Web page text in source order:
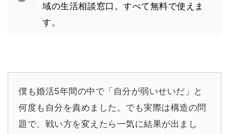
域の生活相談窓口。すべて無料で使えま
す。
僕も婚活5年間の中で「自分が弱いせいだ」と
何度も自分を責めました。でも実際は構造の問
題で、戦い方を変えたら一気に結果が出まし